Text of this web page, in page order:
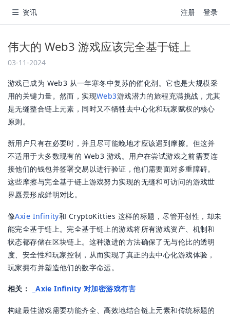
资讯 注册 登录
伟大的 Web3 游戏应该完全基于链上
03-11-2024
游戏已成为 Web3 从一年寒冬中复苏的催化剂。它也是大规模采
用的关键力量。然而，实现Web3游戏潜力的旅程充满挑战，尤其
是无缝整合链上元素，同时又不牺牲去中心化和玩家赋权的核心
原则。
新用户只有在必要时，并且尽可能晚地才应该遇到摩擦。但这并
不适用于大多数现有的 Web3 游戏。用户在尝试游戏之前需要连
接他们的钱包并签署交易以进行验证，他们需要面对多重障碍。
这些摩擦与完全基于链上游戏努力实现的无缝和可访问的游戏世
界愿景形成鲜明对比。
像Axie Infinity和 CryptoKitties 这样的标题，尽管开创性，却未
能完全基于链上。完全基于链上的游戏将所有游戏资产、机制和
状态都存储在区块链上。这种激进的方法确保了无与伦比的透明
度、安全性和玩家控制，从而实现了真正的去中心化游戏体验，
玩家拥有并塑造他们的数字命运。
相关： _Axie Infinity 对加密游戏有害
构建最佳游戏需要功能齐全、高效地结合链上元素和传统标题的